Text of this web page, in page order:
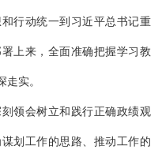
行动统一到习近平总书记重
上来，全面准确把握学习教
实。
领会树立和践行正确政绩观
划工作的思路、推动工作的